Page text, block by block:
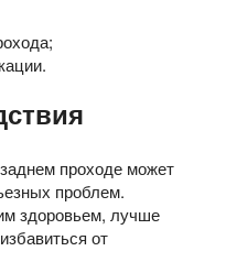
проходе может
проблем.
здоровьем, лучше
от